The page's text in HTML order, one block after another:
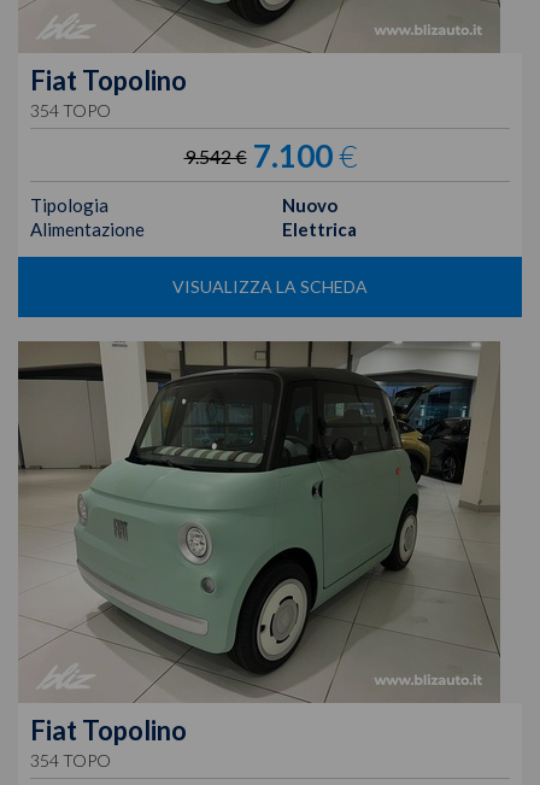
Fiat Topolino
354 TOPO
9.542 € 7.100€
Tipologia
Nuovo
Alimentazione
Elettrica
VISUALIZZA LA SCHEDA
Fiat Topolino
354 TOPO